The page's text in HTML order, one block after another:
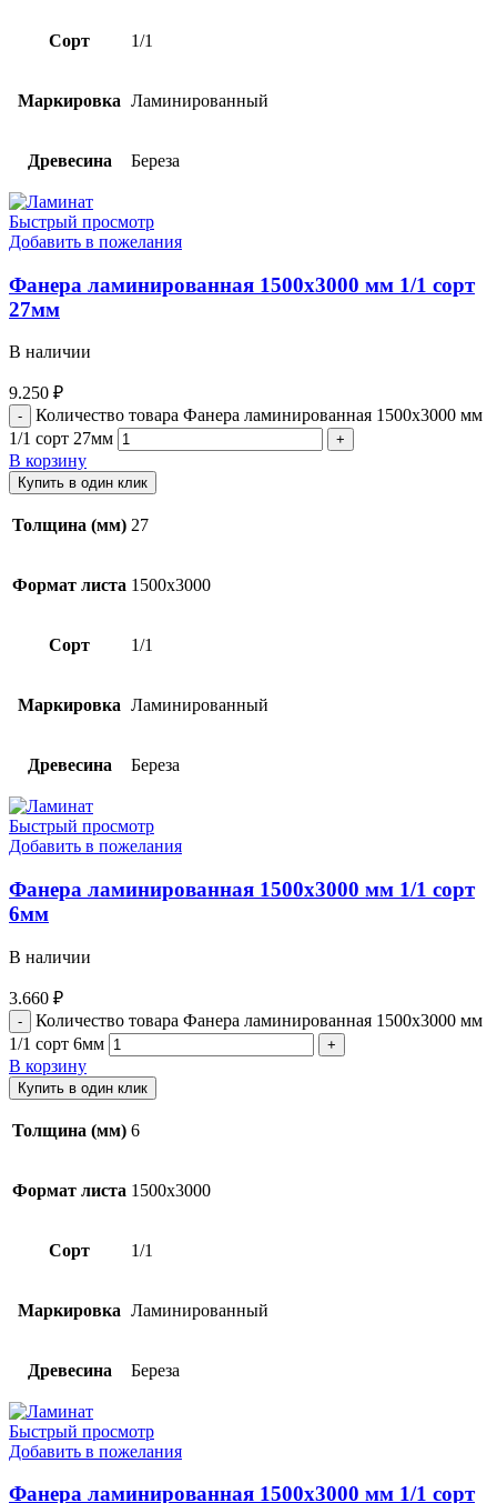
Сорт 1/1
Маркировка Ламинированный
Древесина Береза
Быстрый просмотр
Добавить в пожелания
Фанера ламинированная 1500х3000 мм 1/1 сорт
27мм
В наличии
9.250 ₽
Количество товара Фанера ламинированная 1500х3000 мм
1/1 сорт 27мм
В корзину
Купить в один клик
Толщина (мм) 27
Формат листа 1500х3000
Сорт 1/1
Маркировка Ламинированный
Древесина Береза
Быстрый просмотр
Добавить в пожелания
Фанера ламинированная 1500х3000 мм 1/1 сорт
6мм
В наличии
3.660 ₽
Количество товара Фанера ламинированная 1500х3000 мм
1/1 сорт 6мм
В корзину
Купить в один клик
Толщина (мм) 6
Формат листа 1500х3000
Сорт 1/1
Маркировка Ламинированный
Древесина Береза
Быстрый просмотр
Добавить в пожелания
Фанера ламинированная 1500х3000 мм 1/1 сорт